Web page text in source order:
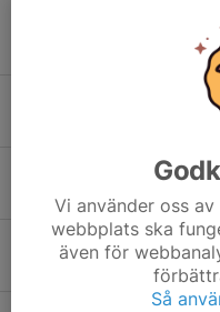
Medlemsavgift
Nu återstartar vi
27 apr, 12:02
Inomhusträning i
22 okt 2025 0
Vi använder oss
webbplats ska
även för
Så